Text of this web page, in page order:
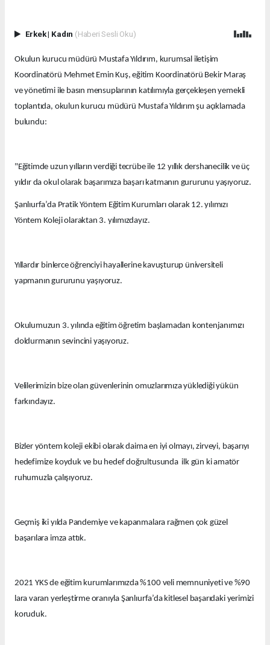
Erkek| Kadın (Haberi Sesli Oku)
Okulun kurucu müdürü Mustafa Yıldırım, kurumsal iletişim
Koordinatörü Mehmet Emin Kuş, eğitim Koordinatörü Bekir Maraş
ve yönetimi ile basın mensuplarının katılımıyla gerçekleşen yemekli
toplantıda, okulun kurucu müdürü Mustafa Yıldırım şu açıklamada
bulundu:
"Eğitimde uzun yılların verdiği tecrübe ile 12 yıllık dershanecilik ve üç
yıldır da okul olarak başarımıza başarı katmanın gururunu yaşıyoruz.
Şanlıurfa’da Pratik Yöntem Eğitim Kurumları olarak 12. yılımızı
Yöntem Koleji olaraktan 3. yılımızdayız.
Yıllardır binlerce öğrenciyi hayallerine kavuşturup üniversiteli
yapmanın gururunu yaşıyoruz.
Okulumuzun 3. yılında eğitim öğretim başlamadan kontenjanımızı
doldurmanın sevincini yaşıyoruz.
Velilerimizin bize olan güvenlerinin omuzlarımıza yüklediği yükün
farkındayız.
Bizler yöntem koleji ekibi olarak daima en iyi olmayı, zirveyi, başarıyı
hedefimize koyduk ve bu hedef doğrultusunda ilk gün ki amatör
ruhumuzla çalışıyoruz.
Geçmiş iki yılda Pandemiye ve kapanmalara rağmen çok güzel
başarılara imza attık.
2021 YKS de eğitim kurumlarımızda %100 veli memnuniyeti ve %90
lara varan yerleştirme oranıyla Şanlıurfa’da kitlesel başarıdaki yerimizi
koruduk.